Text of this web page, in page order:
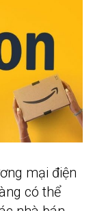
mại điện
có thể